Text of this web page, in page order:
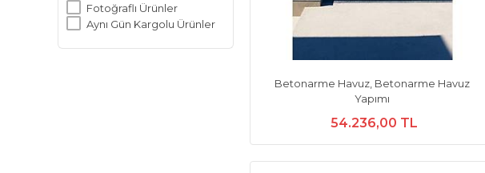
Fotoğraflı Ürünler
Aynı Gün Kargolu Ürünler
Betonarme Havuz, Betonarme Havuz
Yapımı
54.236,00 TL